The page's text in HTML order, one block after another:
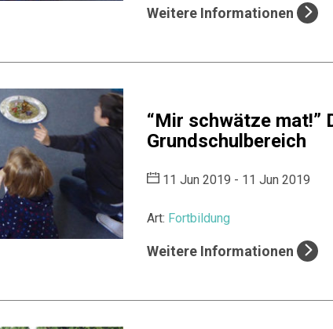
Weitere Informationen
“Mir schwätze mat!”
Grundschulbereich
11 Jun 2019 - 11 Jun 2019
Art: Fortbildung
Weitere Informationen